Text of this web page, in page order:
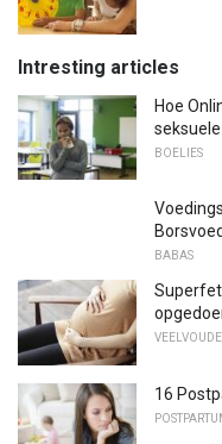
Intresting articles
Hoe
BOELIES
BABAS
VEELVOUDE
16